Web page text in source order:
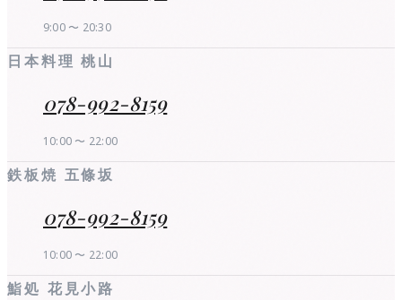
9:00 〜 20:30
日本料理 桃山
078-992-8159
10:00 〜 22:00
鉄板焼 五條坂
078-992-8159
10:00 〜 22:00
鮨処 花見小路